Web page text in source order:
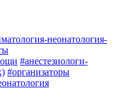
неонатология-
#анестезиологи-
#организаторы